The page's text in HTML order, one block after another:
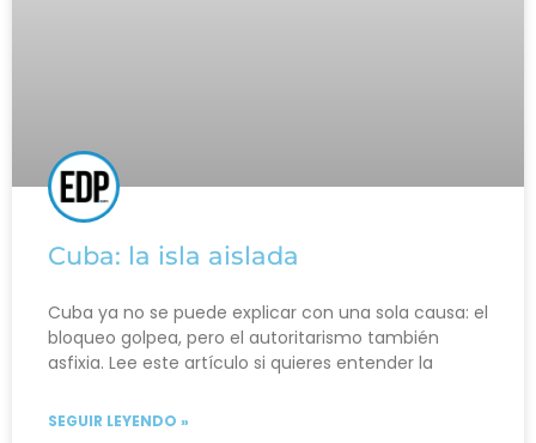
Cuba: la isla aislada
Cuba ya no se puede explicar con una sola causa: el
bloqueo golpea, pero el autoritarismo también
asfixia. Lee este artículo si quieres entender la
SEGUIR LEYENDO »